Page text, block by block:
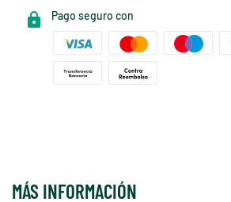
Pago seguro con
MÁS INFORMACIÓN